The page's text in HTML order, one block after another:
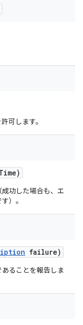
可します。
功した場合も、エ
）。
failure)
ることを報告しま